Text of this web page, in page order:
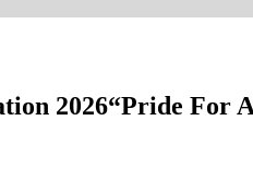
2026“Pride